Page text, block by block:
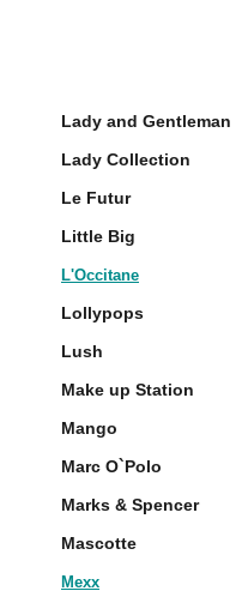
Lady and Gentleman
Lady Collection
Le Futur
Little Big
L'Occitane
Lollypops
Lush
Make up Station
Mango
Marc O`Polo
Marks & Spencer
Mascotte
Mexx